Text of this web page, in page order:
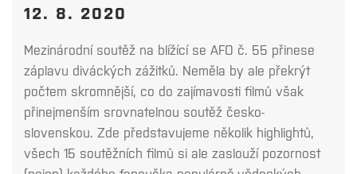
12. 8. 2020
Mezinárodní soutěž na blížící se AFO č. 55 přinese
záplavu diváckých zážitků. Neměla by ale překrýt
počtem skromnější, co do zajímavosti filmů však
přinejmenším srovnatelnou soutěž česko-
slovenskou. Zde představujeme několik highlightů,
všech 15 soutěžních filmů si ale zaslouží pozornost